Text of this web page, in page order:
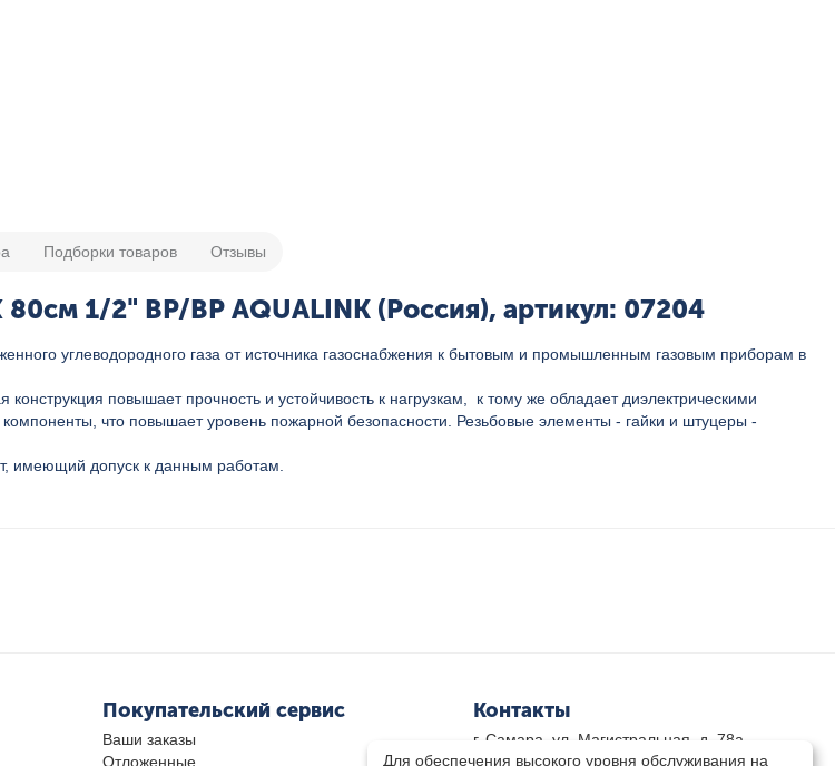
Подборки товаров Отзывы
1/2" ВР/ВР AQUALINK (Россия), артикул: 07204
углеводородного газа от источника газоснабжения к бытовым и промышленным газовым приборам в
повышает прочность и устойчивость к нагрузкам, к тому же обладает диэлектрическими
что повышает уровень пожарной безопасности. Резьбовые элементы - гайки и штуцеры -
имеющий допуск к данным работам.
Покупательский сервис
Ваши заказы
Отложенные
Контакты
г. Самара, ул. Магистральная, д. 78а
8 800-333-33-79(звонок бесплатный)
Для обеспечения высокого уровня обслуживания на